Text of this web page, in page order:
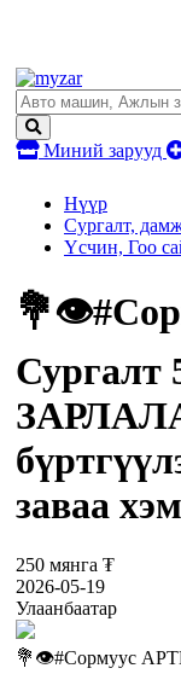
Миний зарууд
Нүүр
Сургалт,
Үсчин, Гоо
Сургалт
заваа
250 мянга ₮
2026-05-19
Улаанбаатар
💐👁️#Сормуус